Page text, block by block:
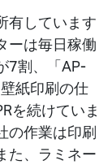
有しています
ーは毎日稼働
7割、「AP-
紙印刷の仕
を続けていま
の作業は印刷
た、ラミネー